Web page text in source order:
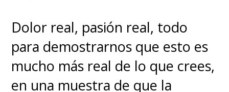
Dolor real, pasión real, todo
para demostrarnos que esto es
mucho más real de lo que crees,
en una muestra de que la